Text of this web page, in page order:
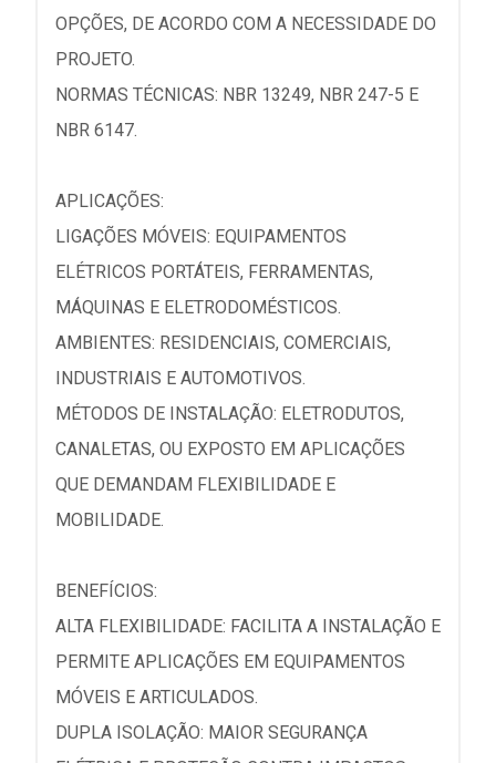
OPÇÕES, DE ACORDO COM A NECESSIDADE DO
PROJETO.
NORMAS TÉCNICAS: NBR 13249, NBR 247-5 E
NBR 6147.
APLICAÇÕES:
LIGAÇÕES MÓVEIS: EQUIPAMENTOS
ELÉTRICOS PORTÁTEIS, FERRAMENTAS,
MÁQUINAS E ELETRODOMÉSTICOS.
AMBIENTES: RESIDENCIAIS, COMERCIAIS,
INDUSTRIAIS E AUTOMOTIVOS.
MÉTODOS DE INSTALAÇÃO: ELETRODUTOS,
CANALETAS, OU EXPOSTO EM APLICAÇÕES
QUE DEMANDAM FLEXIBILIDADE E
MOBILIDADE.
BENEFÍCIOS:
ALTA FLEXIBILIDADE: FACILITA A INSTALAÇÃO E
PERMITE APLICAÇÕES EM EQUIPAMENTOS
MÓVEIS E ARTICULADOS.
DUPLA ISOLAÇÃO: MAIOR SEGURANÇA